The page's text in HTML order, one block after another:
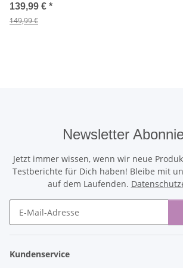
139,99 € *
149,99 €
Newsletter
Jetzt immer wissen, wenn wir neue
Testberichte für Dich haben! Bleibe mit
auf dem Laufenden.
Kundenservice